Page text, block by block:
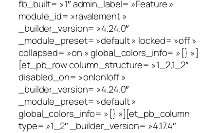
fb_built= »1″ admin_label= »Feature »
module_id= »ravalement »
_builder_version= »4.24.0″
_module_preset= »default » locked= »off »
collapsed= »on » global_colors_info= »{} »]
[et_pb_row column_structure= »1_2,1_2″
disabled_on= »on|on|off »
_builder_version= »4.24.0″
_module_preset= »default »
global_colors_info= »{} »][et_pb_column
type= »1_2″ _builder_version= »4.17.4″